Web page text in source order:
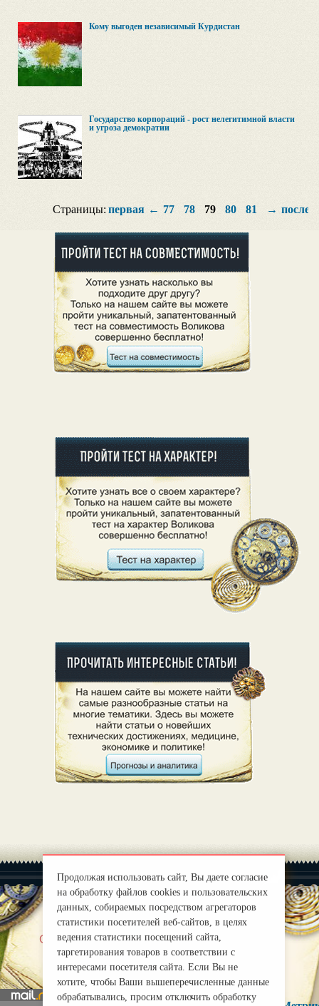
Кому выгоден независимый Курдистан
Государство корпораций - рост нелегитимной власти
и угроза демократии
Страницы: первая ← 77 78 79 80 81 →
О нас |
mirprognoz@mail.ru
Продолжая использовать сайт, Вы даете согласие
на обработку файлов cookies и пользовательских
данных, собираемых посредством агрегаторов
статистики посетителей веб-сайтов, в целях
ведения статистики посещений сайта,
таргетирования товаров в соответствии с
интересами посетителя сайта. Если Вы не
хотите, чтобы Ваши вышеперечисленные данные
обрабатывались, просим отключить обработку